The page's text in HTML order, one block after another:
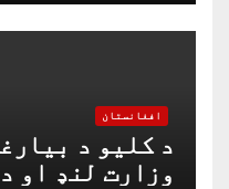
افغانستان
د کلیو د
وزارت لنډ او